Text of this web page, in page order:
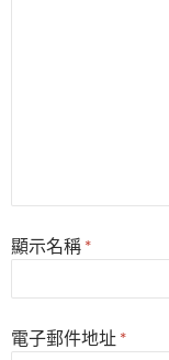
顯示名稱 *
電子郵件地址 *